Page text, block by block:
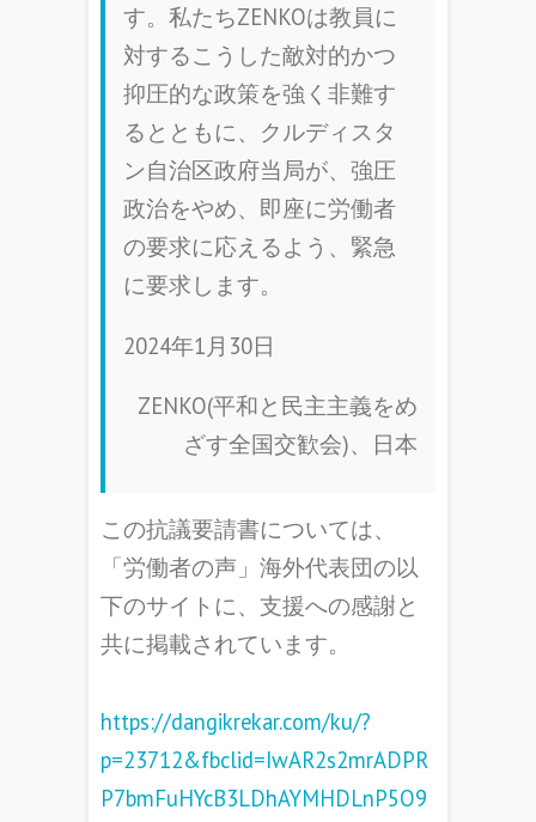
す。私たちZENKOは教員に
対するこうした敵対的かつ
抑圧的な政策を強く非難す
るとともに、クルディスタ
ン自治区政府当局が、強圧
政治をやめ、即座に労働者
の要求に応えるよう、緊急
に要求します。
2024年1月30日
ZENKO(平和と民主主義をめ
ざす全国交歓会)、日本
この抗議要請書については、
「労働者の声」海外代表団の以
下のサイトに、支援への感謝と
共に掲載されています。
https://dangikrekar.com/ku/?
p=23712&fbclid=IwAR2s2mrADPR
P7bmFuHYcB3LDhAYMHDLnP5O9